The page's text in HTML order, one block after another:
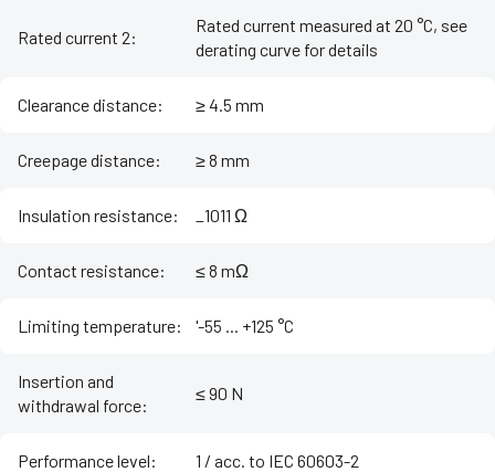
Rated current 2:
Rated current measured at 20 °C, see
derating curve for details
Clearance distance: ≥ 4.5 mm
Creepage distance: ≥ 8 mm
Insulation resistance: _1011 Ω
Contact resistance: ≤ 8 mΩ
Limiting temperature: '-55 ... +125 °C
Insertion and
withdrawal force:
≤ 90 N
Performance level: 1 / acc. to IEC 60603-2